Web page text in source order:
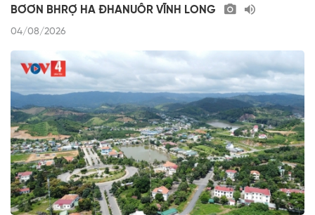
BƠƠN BHRỢ HA ĐHANUÔR VĨNH LONG
04/08/2026